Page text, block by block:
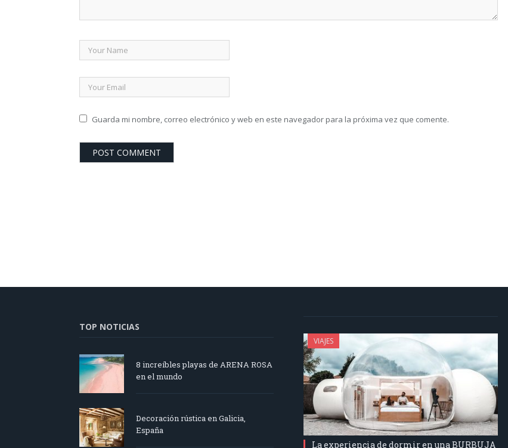
Guarda mi nombre, correo electrónico y web en este navegador para la próxima vez que comente.
TOP NOTICIAS
8 increíbles playas de ARENA ROSA
en el mundo
Decoración rústica en Galicia,
España
VIAJES
La experiencia de dormir en una BURBUJA